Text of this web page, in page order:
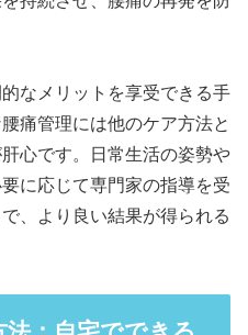
なメリットを享受できる手
痛管理には他のケア方法と
心です。日常生活の姿勢や
に応じて専門家の指導を受
、より良い結果が得られる